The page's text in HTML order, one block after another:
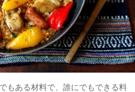
もある材料で、誰にでもできる料